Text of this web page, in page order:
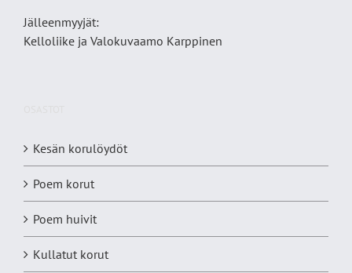
Jälleenmyyjät:
Kelloliike ja Valokuvaamo Karppinen
Kesän korulöydöt
Poem korut
Poem huivit
Kullatut korut